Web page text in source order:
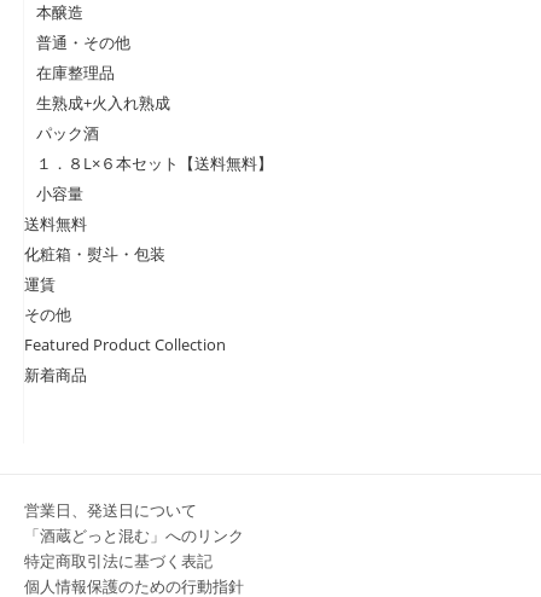
本醸造
普通・その他
在庫整理品
生熟成+火入れ熟成
パック酒
１．８L×６本セット【送料無料】
小容量
送料無料
化粧箱・熨斗・包装
運賃
その他
Featured Product Collection
新着商品
営業日、発送日について
「酒蔵どっと混む」へのリンク
特定商取引法に基づく表記
個人情報保護のための行動指針